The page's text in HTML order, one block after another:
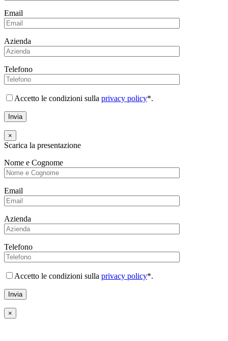
Email
Azienda
Telefono
Accetto le condizioni sulla privacy policy*.
×
Scarica la presentazione
Nome e Cognome
Email
Azienda
Telefono
Accetto le condizioni sulla privacy policy*.
×